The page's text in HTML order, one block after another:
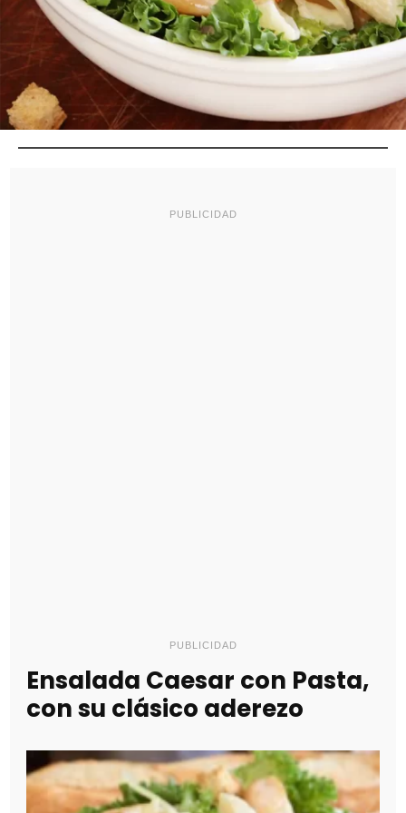
PUBLICIDAD
PUBLICIDAD
Ensalada Caesar con Pasta,
con su clásico aderezo